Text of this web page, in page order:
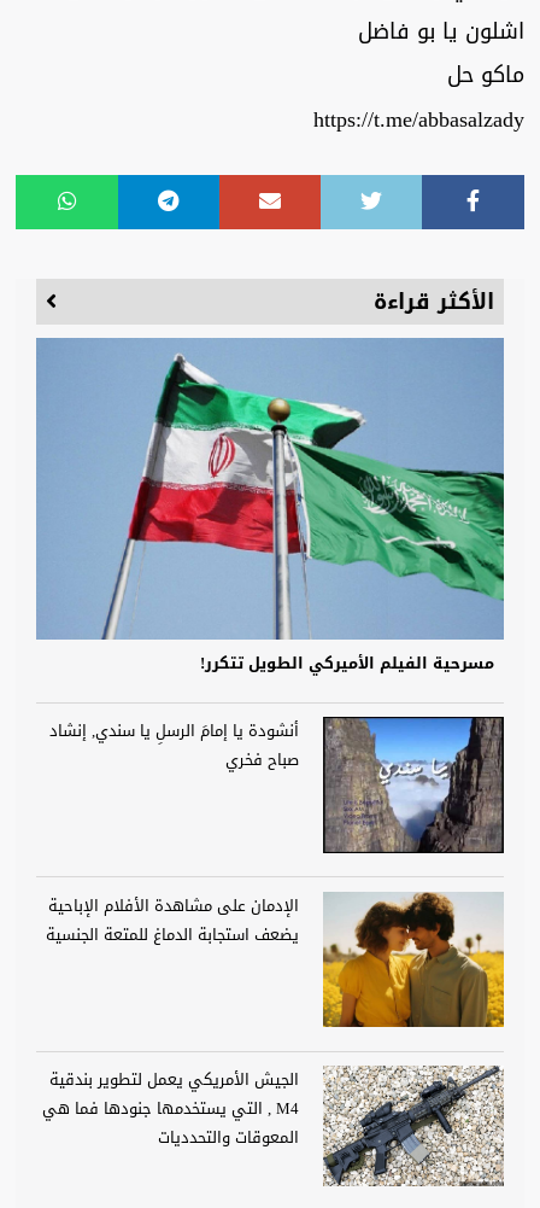
اشلون يا بو فاضل
ماكو حل
https://t.me/abbasalzady
الأكثر قراءة
مسرحية الفيلم الأميركي الطويل تتكرر!
أنشودة يا إمامَ الرسلِ يا سندي, إنشاد
صباح فخري
الإدمان على مشاهدة الأفلام الإباحية
يضعف استجابة الدماغ للمتعة الجنسية
الجيش الأمريكي يعمل لتطوير بندقية
M4 , التي يستخدمها جنودها فما هي
المعوقات والتحدديات